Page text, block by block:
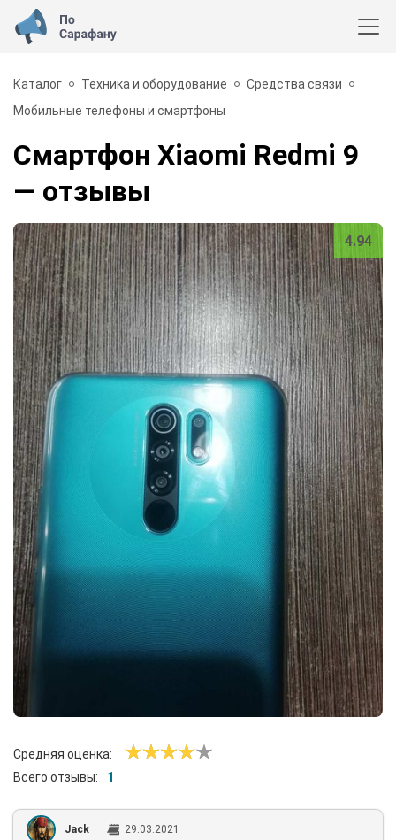
Каталог Техника и оборудование
Средства связи
Мобильные телефоны и смартфоны
Смартфон Xiaomi Redmi 9
— отзывы
4.94
Средняя оценка:
Всего отзывы:
1
Jack 29.03.2021